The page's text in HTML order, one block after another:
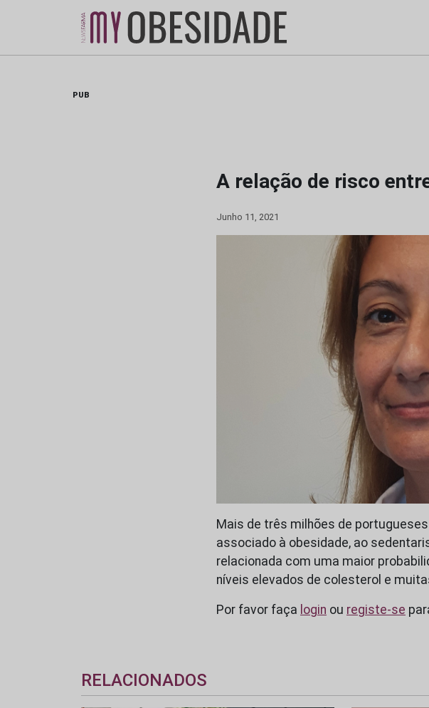
PUB
A relação de risco
Junho 11, 2021
Mais de três milhões de
associado à obesidade, ao
relacionada com uma maior
níveis elevados de colesterol e
Por favor faça login ou registe-se
RELACIONADOS